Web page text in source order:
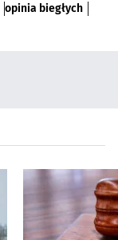
opinia biegłych